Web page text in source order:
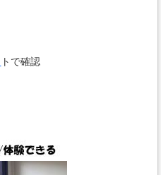
トで確認